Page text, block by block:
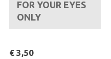
FOR YOUR EYES
ONLY
€ 3,50